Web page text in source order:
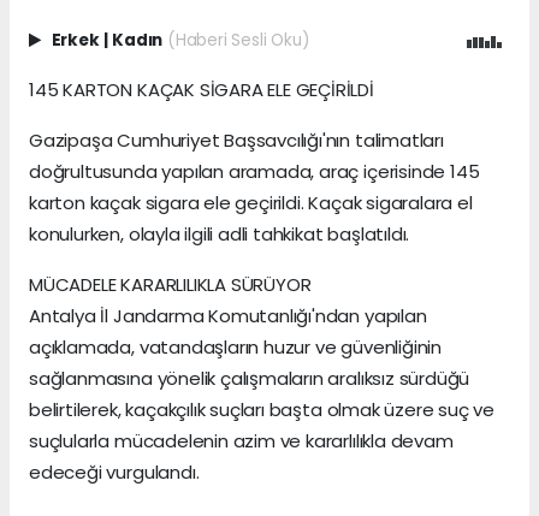
Erkek Kadın (Haberi Sesli Oku)
145 KARTON KAÇAK SİGARA ELE GEÇİRİLDİ
Gazipaşa Cumhuriyet Başsavcılığı'nın talimatları
doğrultusunda yapılan aramada, araç içerisinde 145
karton kaçak sigara ele geçirildi. Kaçak sigaralara el
konulurken, olayla ilgili adli tahkikat başlatıldı.
MÜCADELE KARARLILIKLA SÜRÜYOR
Antalya İl Jandarma Komutanlığı'ndan yapılan
açıklamada, vatandaşların huzur ve güvenliğinin
sağlanmasına yönelik çalışmaların aralıksız sürdüğü
belirtilerek, kaçakçılık suçları başta olmak üzere suç ve
suçlularla mücadelenin azim ve kararlılıkla devam
edeceği vurgulandı.